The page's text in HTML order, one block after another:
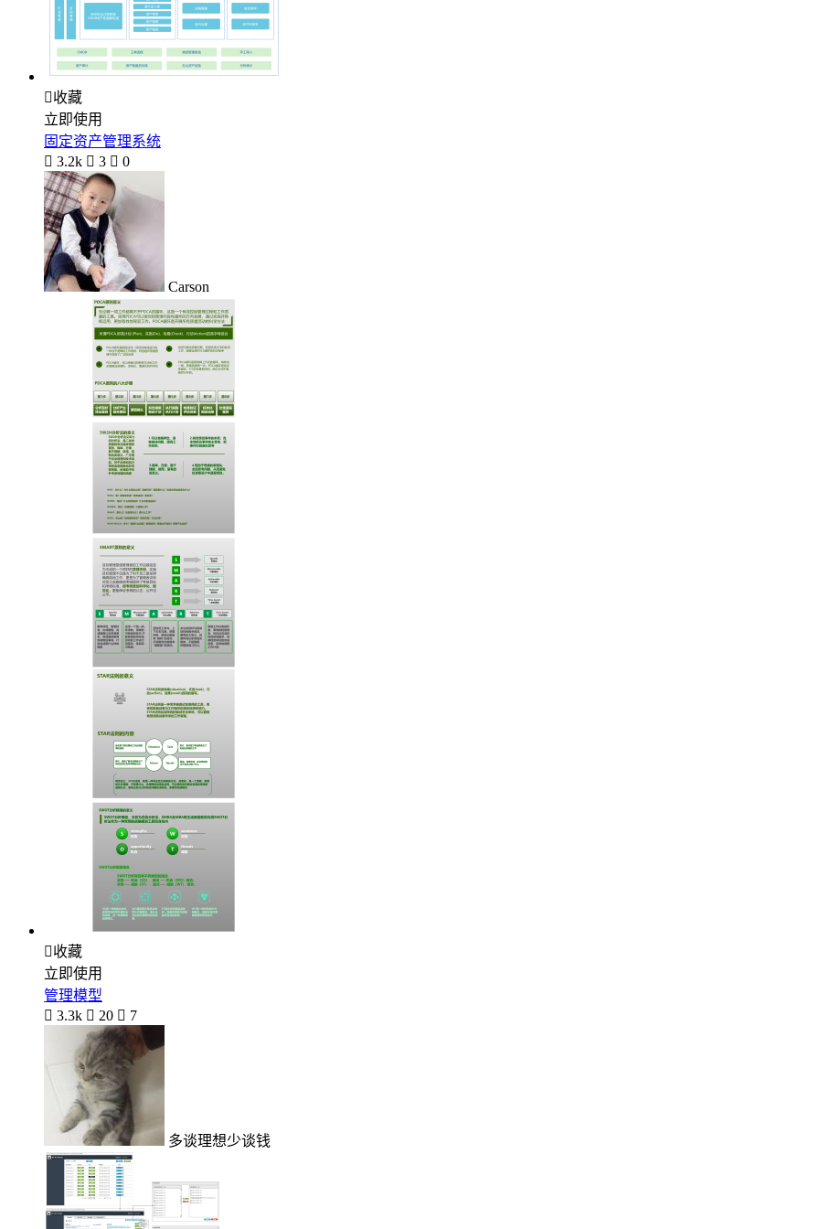
收藏
立即使用
固定资产管理系统
 3.2k  3  0
Carson
收藏
立即使用
管理模型
 3.3k  20  7
多谈理想少谈钱